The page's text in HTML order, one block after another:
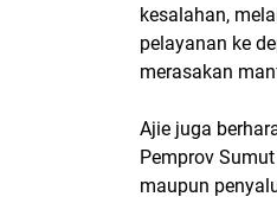
kesalahan,
pelayanan ke
merasakan
Ajie juga
Pemprov
maupun